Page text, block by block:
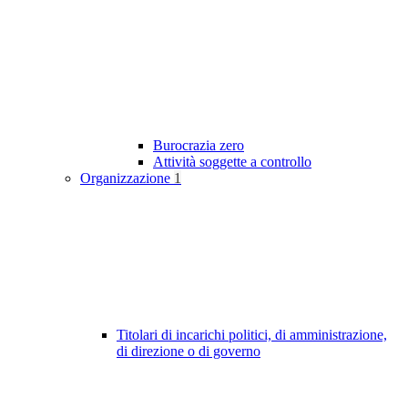
Burocrazia zero
Attività soggette a controllo
Organizzazione 1
Titolari di incarichi politici, di amministrazione,
di direzione o di governo